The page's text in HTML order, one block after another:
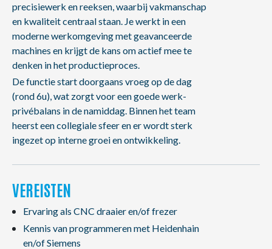
precisiewerk en reeksen, waarbij vakmanschap
en kwaliteit centraal staan. Je werkt in een
moderne werkomgeving met geavanceerde
machines en krijgt de kans om actief mee te
denken in het productieproces.
De functie start doorgaans vroeg op de dag
(rond 6u), wat zorgt voor een goede werk-
privébalans in de namiddag. Binnen het team
heerst een collegiale sfeer en er wordt sterk
ingezet op interne groei en ontwikkeling.
VEREISTEN
Ervaring als CNC draaier en/of frezer
Kennis van programmeren met Heidenhain
en/of Siemens